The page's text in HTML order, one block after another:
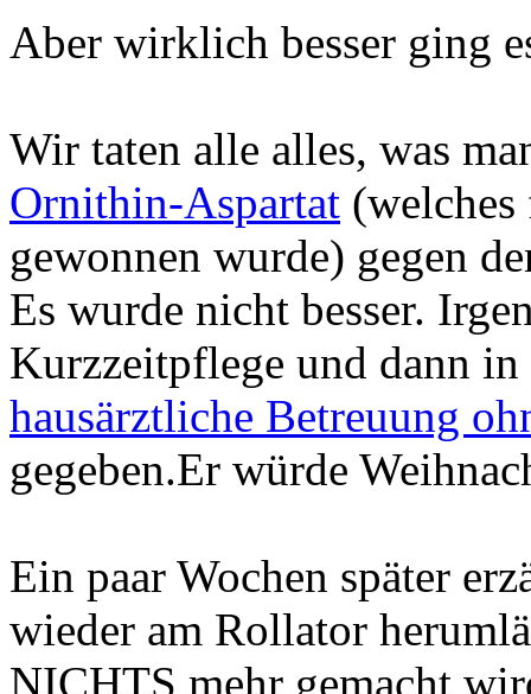
Aber wirklich besser ging
Wir taten alle alles, was
Ornithin-Aspartat (welches
gewonnen wurde) gegen
Es wurde nicht besser.
Kurzzeitpflege und dann
hausärztliche Betreuung
gegeben.Er würde
Ein paar Wochen später
wieder am Rollator
NICHTS mehr gemacht